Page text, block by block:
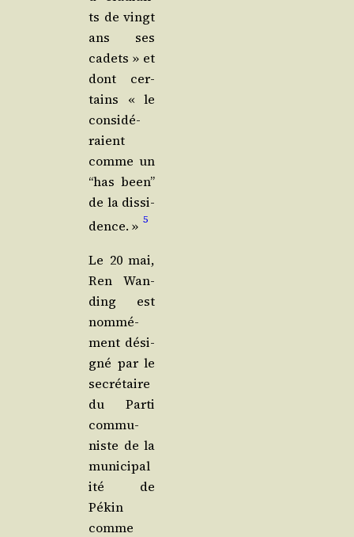
ts de vingt
ans ses
cadets » et
dont cer­
tains « le
consi­dé­
raient
comme un
“has been”
de la dis­si­
dence. » 5
Le 20 mai,
Ren Wan­
ding est
nom­mé­
ment dési­
gné par le
secré­taire
du Par­ti
com­mu­
niste de la
muni­ci­pa­l
i­té de
Pékin
comme